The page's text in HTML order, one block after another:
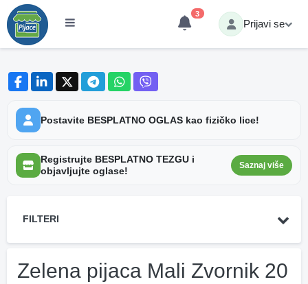
3
Prijavi se
Postavite BESPLATNO OGLAS kao fizičko lice!
Registrujte BESPLATNO TEZGU i
objavljujte oglase!
Saznaj više
FILTERI
Zelena pijaca Mali Zvornik 20